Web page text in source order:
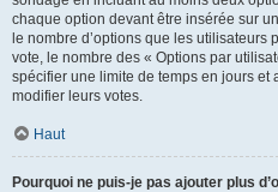
chaque option devant être insérée sur
le nombre d’options que les utilisateurs
vote, le nombre des « Options par
spécifier une limite de temps en jours et
modifier leurs votes.
Haut
Pourquoi ne puis-je pas ajouter plus